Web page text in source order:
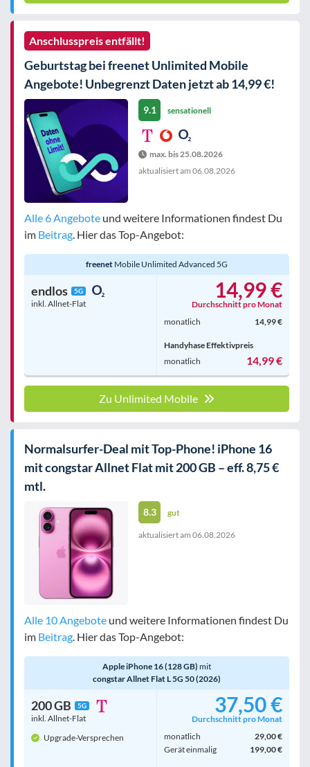
Anschlusspreis entfällt!
Geburtstag bei freenet Unlimited Mobile
Angebote! Unbegrenzt Daten jetzt ab 14,99 €!
9.1 sensationell
max. bis 25.08.2026
aktualisiert am 06.08.2026
Alle 6 Angebote und weitere Informationen findest Du
im Beitrag. Hier das Top-Angebot:
freenet Mobile Unlimited Advanced 5G
endlos 5G
inkl. Allnet-Flat
14,99 €
Durchschnitt pro Monat
monatlich
14,99 €
Handyhase Effektivpreis
monatlich
14,99 €
Zu Unlimited Mobile
Normalsurfer-Deal mit Top-Phone! iPhone 16
mit congstar Allnet Flat mit 200 GB – eff. 8,75 €
mtl.
8.3 gut
aktualisiert am 06.08.2026
Alle 10 Angebote und weitere Informationen findest Du
im Beitrag. Hier das Top-Angebot:
Apple iPhone 16 (128 GB) mit
congstar Allnet Flat L 5G 50 (2026)
200 GB 5G
inkl. Allnet-Flat
Upgrade-Versprechen
37,50 €
Durchschnitt pro Monat
monatlich
29,00 €
Gerät einmalig
199,00 €